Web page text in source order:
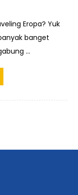
Eropa? Yuk
banget
...